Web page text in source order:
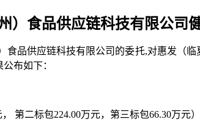
）食品供应链科技有限公司
食品供应链科技有限公司 的委托,对惠发（临
布如下：
第二标包224.00万元，第三标包66.30万元）